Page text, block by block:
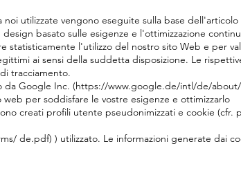
utilizzate vengono eseguite sulla base dell'articolo
basato sulle esigenze e l'ottimizzazione
statisticamente l'utilizzo del nostro sito Web e per
ai sensi della suddetta disposizione. Le
tracciamento.
da Google Inc. (https://www.google.de/intl/de/about/
per soddisfare le vostre esigenze e ottimizzarlo
creati profili utente pseudonimizzati e cookie (cfr.
de.pdf) ) utilizzato. Le informazioni generate dai